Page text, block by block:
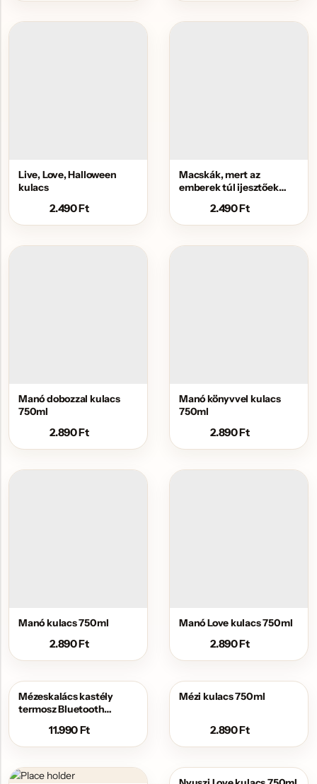
Live, Love, Halloween
kulacs
2.490Ft
Macskák, mert az
emberek túl ijesztőek
2.490Ft
Manó dobozzal kulacs
750ml
2.890Ft
Manó könyvvel kulacs
750ml
2.890Ft
Manó kulacs 750ml
2.890Ft
Manó Love kulacs 750ml
2.890Ft
Mézeskalács kastély
termosz Bluetooth
11.990Ft
Mézi kulacs 750ml
2.890Ft